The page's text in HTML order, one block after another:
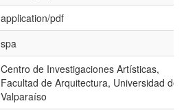
application/pdf
spa
Centro de Investigaciones Artísticas,
Facultad de Arquitectura, Universidad de
Valparaíso